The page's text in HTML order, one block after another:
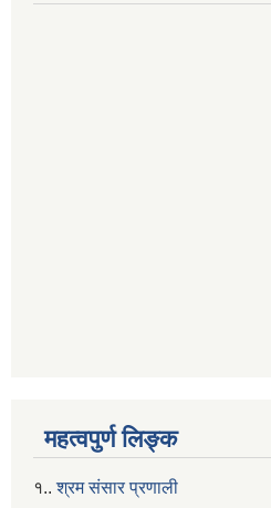
महत्वपुर्ण लिङ्क
१..श्रम संसार प्रणाली